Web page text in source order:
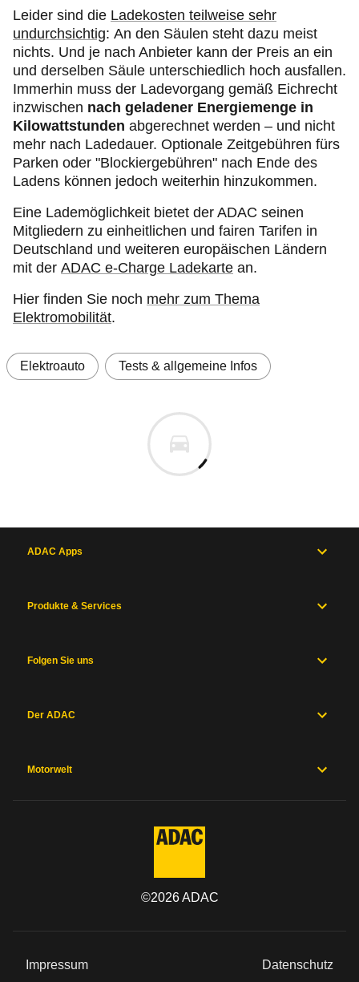
Leider sind die Ladekosten teilweise sehr
undurchsichtig: An den Säulen steht dazu meist
nichts. Und je nach Anbieter kann der Preis an ein
und derselben Säule unterschiedlich hoch ausfallen.
Immerhin muss der Ladevorgang gemäß Eichrecht
inzwischen nach geladener Energiemenge in
Kilowattstunden abgerechnet werden – und nicht
mehr nach Ladedauer. Optionale Zeitgebühren fürs
Parken oder "Blockiergebühren" nach Ende des
Ladens können jedoch weiterhin hinzukommen.
Eine Lademöglichkeit bietet der ADAC seinen
Mitgliedern zu einheitlichen und fairen Tarifen in
Deutschland und weiteren europäischen Ländern
mit der ADAC e-Charge Ladekarte an.
Hier finden Sie noch mehr zum Thema
Elektromobilität.
Elektroauto Tests & allgemeine Infos
ADAC Apps
Produkte & Services
Folgen Sie uns
Der ADAC
Motorwelt
©2026ADAC
Impressum Datenschutz